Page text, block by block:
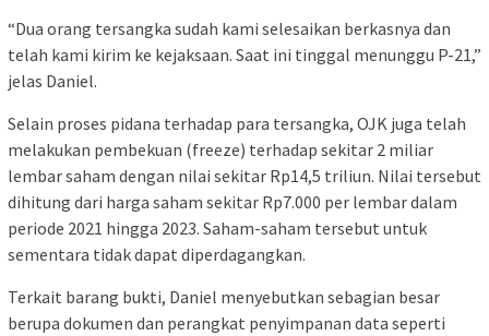
“Dua orang tersangka sudah kami selesaikan berkasnya dan
telah kami kirim ke kejaksaan. Saat ini tinggal menunggu P-21,”
jelas Daniel.
Selain proses pidana terhadap para tersangka, OJK juga telah
melakukan pembekuan (freeze) terhadap sekitar 2 miliar
lembar saham dengan nilai sekitar Rp14,5 triliun. Nilai tersebut
dihitung dari harga saham sekitar Rp7.000 per lembar dalam
periode 2021 hingga 2023. Saham-saham tersebut untuk
sementara tidak dapat diperdagangkan.
Terkait barang bukti, Daniel menyebutkan sebagian besar
berupa dokumen dan perangkat penyimpanan data seperti